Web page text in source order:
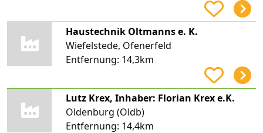
Haustechnik Oltmanns e. K.
Wiefelstede, Ofenerfeld
Entfernung: 14,3km
Lutz Krex, Inhaber: Florian Krex e.K.
Oldenburg (Oldb)
Entfernung: 14,4km